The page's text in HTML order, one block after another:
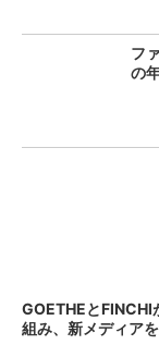
フ
の
GOETHEとFINCHI
組み、新メディア